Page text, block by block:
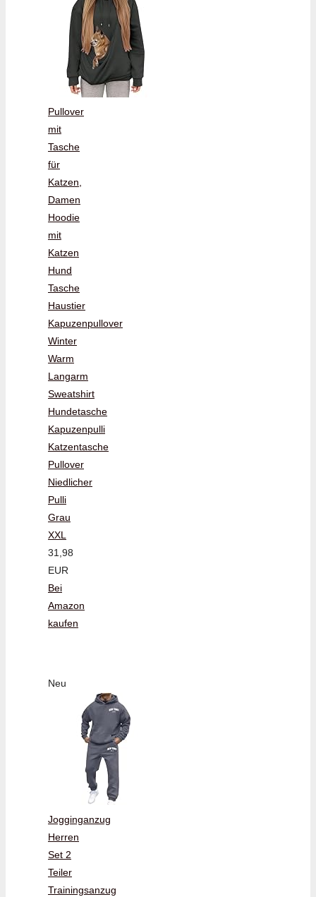
Pullover
mit
Tasche
für
Katzen,
Damen
Hoodie
mit
Katzen
Hund
Tasche
Haustier
Kapuzenpullover
Winter
Warm
Langarm
Sweatshirt
Hundetasche
Kapuzenpulli
Katzentasche
Pullover
Niedlicher
Pulli
Grau
XXL
31,98
EUR
Bei
Amazon
kaufen
Neu
Jogginganzug
Herren
Set 2
Teiler
Trainingsanzug